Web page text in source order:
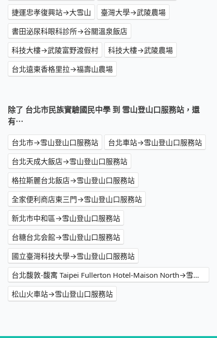
捷運忠孝復興站→大雪山
臺灣大學→武陵農場
書田泌尿科眼科診所→谷關溫泉飯店
科技大樓→武陵富野渡假村
科技大樓→武陵農場
台北遠東香格里拉→福壽山農場
除了 台北市民族實驗國民中學 到 雪山登山口服務站，還
有⋯
台北市→雪山登山口服務站
台北車站→雪山登山口服務站
台北天成大飯店→雪山登山口服務站
格拉斯麗台北飯店→雪山登山口服務站
全家便利商店東三門→雪山登山口服務站
新北市中和區→雪山登山口服務站
台糖台北会館→雪山登山口服務站
國立臺灣科技大學→雪山登山口服務站
台北馥敦-馥寓 Taipei Fullerton Hotel-Maison North→雪山登山口服務站
松山火車站→雪山登山口服務站